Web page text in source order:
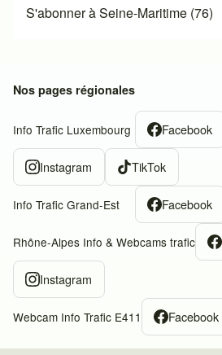
S'abonner à Seine-Maritime (76)
Nos pages régionales
Info Trafic Luxembourg Facebook
Instagram TikTok
Info Trafic Grand-Est Facebook
Rhône-Alpes Info & Webcams trafic
Instagram
Webcam Info Trafic E411 Facebook